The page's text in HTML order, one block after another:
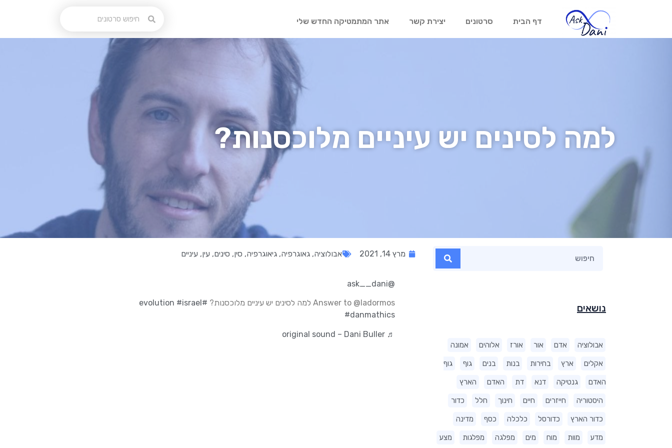
דף הבית סרטונים יצירת קשר אתר המתמטיקה החדש שלי
למה לסינים יש עיניים מלוכסנות?
נושאים
אבולוציה אדם אור אורז אלוהים אמונה
אקלים ארץ בחירות בנות בנים גוף גוף
האדם גנטיקה דנא דת האדם הארץ
היסטוריה חייזרים חיים חינוך חלל כדור
כדור הארץ כדורסל כלכלה כסף מדינה
מדע מוות מוח מים מפלגה מפלגות מצע
מרץ 14, 2021 אבולוציה, גאוגרפיה, גיאוגרפיה, סין, סינים, עין, עיניים
@ask__dani
Answer to @ladormos למה לסינים יש עיניים מלוכסנות? #evolution
#israel
#danmathics
♬ original sound – Dani Buller